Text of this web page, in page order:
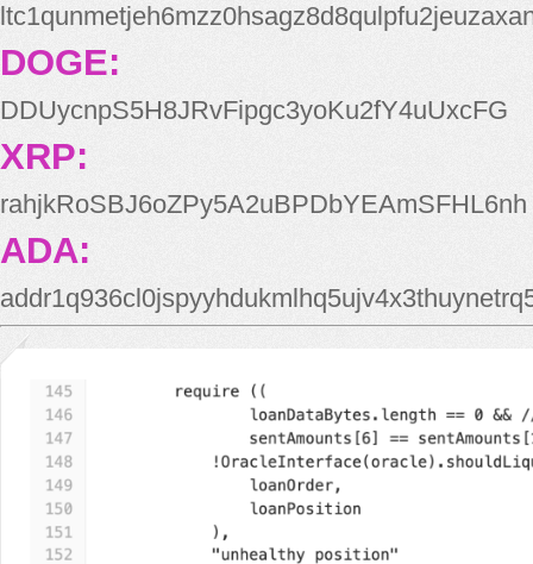
DOGE:
DDUycnpS5H8JRvFipgc3yoKu2fY4uUxcFG
XRP:
rahjkRoSBJ6oZPy5A2uBPDbYEAmSFHL6nh
ADA: